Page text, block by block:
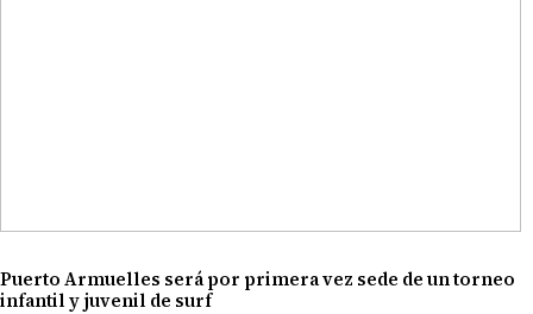
Puerto Armuelles será por primera vez sede de un torneo
infantil y juvenil de surf